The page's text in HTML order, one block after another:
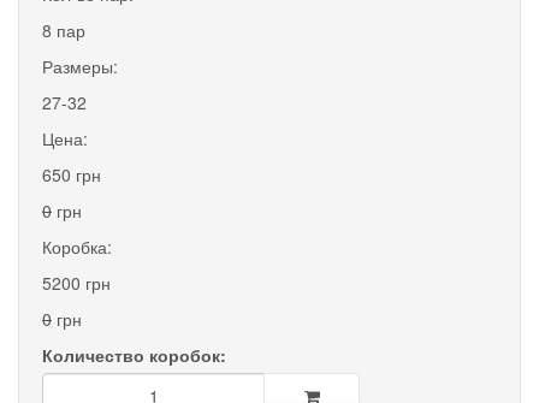
8 пар
Размеры:
27-32
Цена:
650 грн
0 грн
Коробка:
5200 грн
0 грн
Количество коробок: